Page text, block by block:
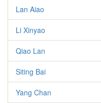
Lan Aiao
Li Xinyao
Qiao Lan
Siting Bai
Yang Chan